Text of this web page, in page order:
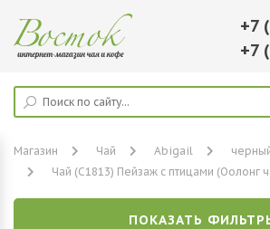
+7
+7
Магазин Чай Abigail
Чай (С1813) Пейзаж с птицами (Оолонг
ПОКАЗАТЬ